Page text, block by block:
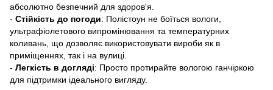
абсолютно безпечний для здоров'я.
- Стійкість до погоди: Полістоун не боїться вологи,
ультрафіолетового випромінювання та температурних
коливань, що дозволяє використовувати вироби як в
приміщеннях, так і на вулиці.
- Легкість в догляді: Просто протирайте вологою ганчіркою
для підтримки ідеального вигляду.